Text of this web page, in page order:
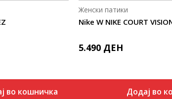
во кошничка
Nike W NIKE COURT
Женски патики
5.490 ДЕН
Додај во